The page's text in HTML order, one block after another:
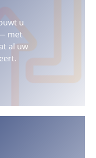
u
met
al uw